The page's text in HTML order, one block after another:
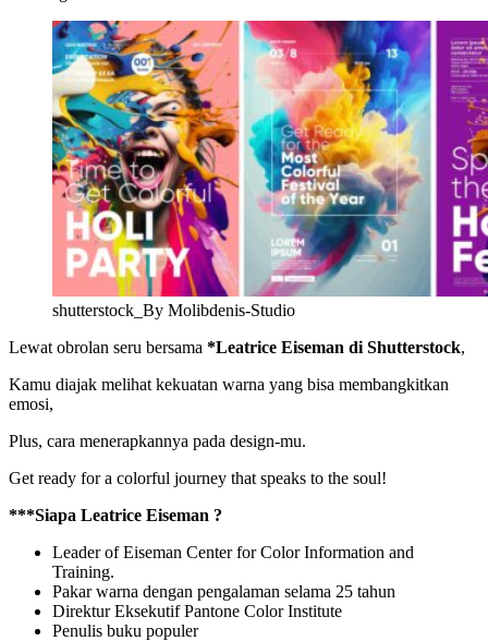
shutterstock_By Molibdenis-Studio
Lewat obrolan seru bersama *Leatrice Eiseman di Shutterstock,
Kamu diajak melihat kekuatan warna yang bisa membangkitkan
emosi,
Plus, cara menerapkannya pada design-mu.
Get ready for a colorful journey that speaks to the soul!
***Siapa Leatrice Eiseman ?
Leader of Eiseman Center for Color Information and
Training.
Pakar warna dengan pengalaman selama 25 tahun
Direktur Eksekutif Pantone Color Institute
Penulis buku populer